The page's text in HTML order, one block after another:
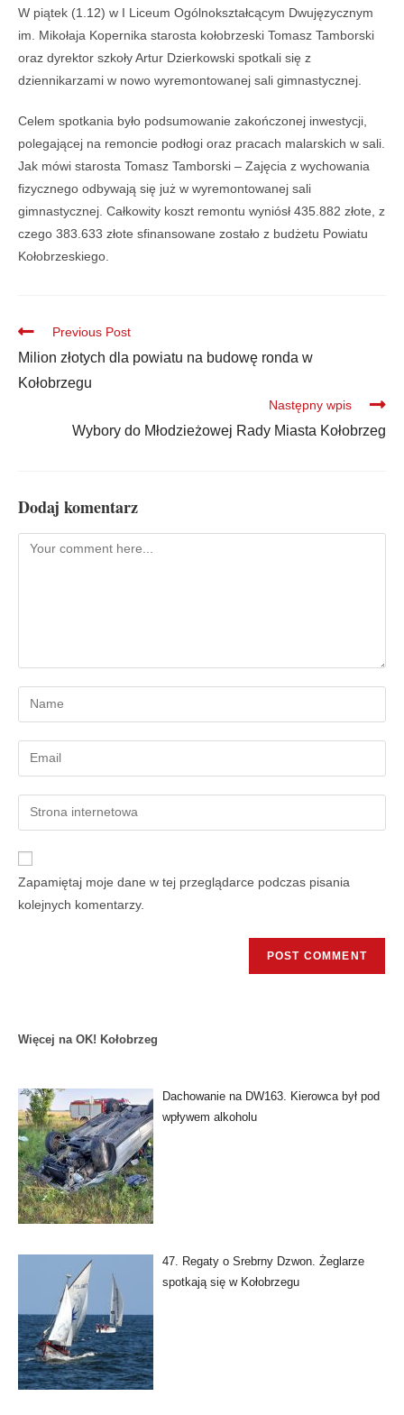
W piątek (1.12) w I Liceum Ogólnokształcącym Dwujęzycznym
im. Mikołaja Kopernika starosta kołobrzeski Tomasz Tamborski
oraz dyrektor szkoły Artur Dzierkowski spotkali się z
dziennikarzami w nowo wyremontowanej sali gimnastycznej.
Celem spotkania było podsumowanie zakończonej inwestycji,
polegającej na remoncie podłogi oraz pracach malarskich w sali.
Jak mówi starosta Tomasz Tamborski – Zajęcia z wychowania
fizycznego odbywają się już w wyremontowanej sali
gimnastycznej. Całkowity koszt remontu wyniósł 435.882 złote, z
czego 383.633 złote sfinansowane zostało z budżetu Powiatu
Kołobrzeskiego.
Previous Post
Milion złotych dla powiatu na budowę ronda w
Kołobrzegu
Następny wpis
Wybory do Młodzieżowej Rady Miasta Kołobrzeg
Dodaj komentarz
Zapamiętaj moje dane w tej przeglądarce podczas pisania
kolejnych komentarzy.
Więcej na OK! Kołobrzeg
Dachowanie na DW163. Kierowca był pod
wpływem alkoholu
47. Regaty o Srebrny Dzwon. Żeglarze
spotkają się w Kołobrzegu